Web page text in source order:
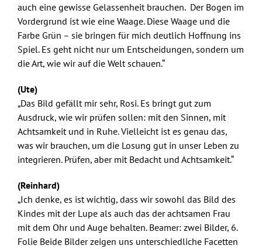
auch eine gewisse Gelassenheit brauchen. Der Bogen im
Vordergrund ist wie eine Waage. Diese Waage und die
Farbe Grün – sie bringen für mich deutlich Hoffnung ins
Spiel. Es geht nicht nur um Entscheidungen, sondern um
die Art, wie wir auf die Welt schauen.“
(Ute)
„Das Bild gefällt mir sehr, Rosi. Es bringt gut zum
Ausdruck, wie wir prüfen sollen: mit den Sinnen, mit
Achtsamkeit und in Ruhe. Vielleicht ist es genau das,
was wir brauchen, um die Losung gut in unser Leben zu
integrieren. Prüfen, aber mit Bedacht und Achtsamkeit.“
(Reinhard)
„Ich denke, es ist wichtig, dass wir sowohl das Bild des
Kindes mit der Lupe als auch das der achtsamen Frau
mit dem Ohr und Auge behalten. Beamer: zwei Bilder, 6.
Folie Beide Bilder zeigen uns unterschiedliche Facetten